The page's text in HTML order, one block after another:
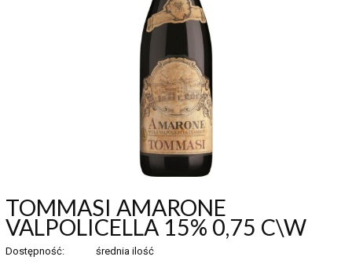
TOMMASI AMARONE
VALPOLICELLA 15% 0,75 C\W
Dostępność: średnia ilość